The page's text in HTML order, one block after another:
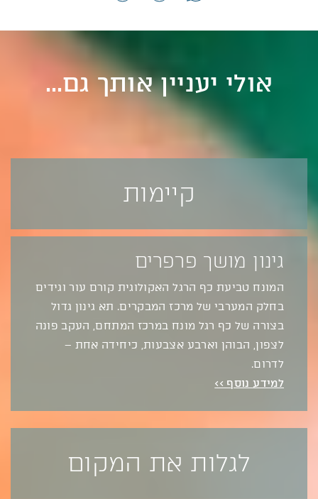
אולי יעניין אותך גם...
קיימות
גינון מושך פרפרים
המונח טביעת כף הרגל האקולוגית קורם עור וגידים
בחלק המערבי של מרכז המבקרים. תא גינון גדול
בצורה של כף רגל מונח במרכז המתחם, העקב פונה
לצפון, הבוהן וארבע אצבעות, כיחידה אחת –
לדרום.
למידע נוסף >>
לגלות את המקום